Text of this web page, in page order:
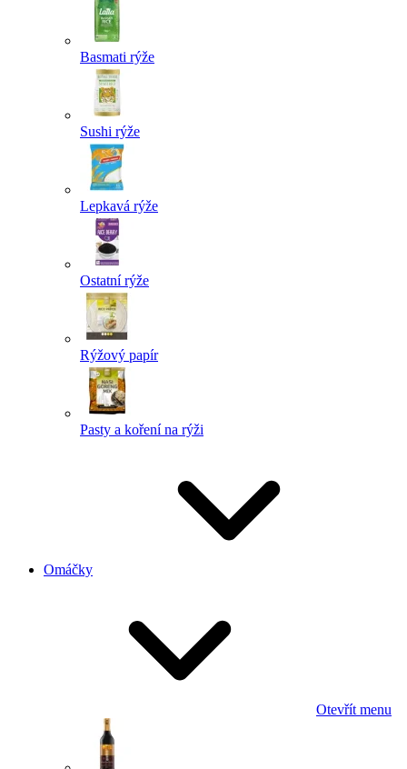
Basmati rýže
Sushi rýže
Lepkavá rýže
Ostatní rýže
Rýžový papír
Pasty a koření na rýži
Omáčky
Otevřít menu